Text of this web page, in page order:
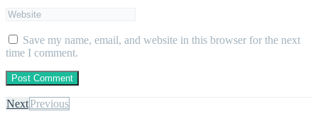
Save my name, email, and website in this browser for the next
time I comment.
NextPrevious